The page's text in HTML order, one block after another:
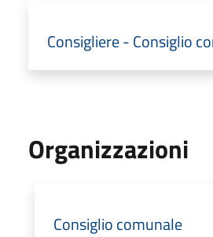
Consigliere - Consiglio
Organizzazioni
Consiglio comunale